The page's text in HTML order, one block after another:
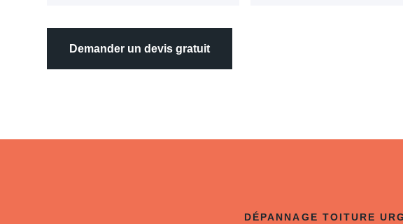
Demander un devis gratuit
DÉPANNAGE TOITURE